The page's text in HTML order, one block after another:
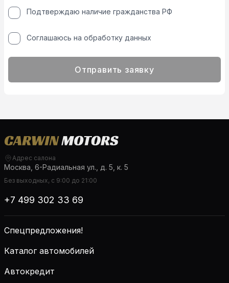
Подтверждаю наличие гражданства РФ
Соглашаюсь на обработку данных
Отправить заявку
Адрес салона
Москва, 6-Радиальная ул., д. 5, к. 5
Без выходных, с 9:00 до 21:00
+7 499 302 33 69
Спецпредложения!
Каталог автомобилей
Автокредит